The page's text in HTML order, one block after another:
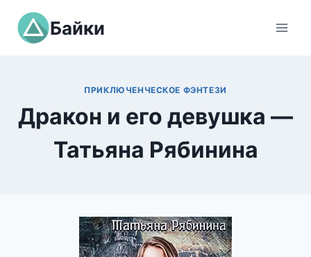
Перейти
содержимому
Байки
ПРИКЛЮЧЕНЧЕСКОЕ ФЭНТЕЗИ
Дракон и его девушка —
Татьяна Рябинина